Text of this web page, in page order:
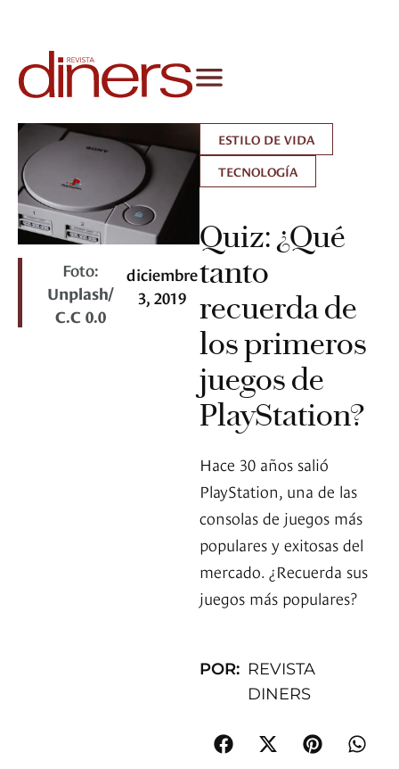
Foto:
Unplash/
C.C 0.0
diciembre
3, 2019
ESTILO DE VIDA
TECNOLOGÍA
Quiz: ¿Qué
tanto
recuerda de
los primeros
juegos de
PlayStation?
Hace 30 años salió
PlayStation, una de las
consolas de juegos más
populares y exitosas del
mercado. ¿Recuerda sus
juegos más populares?
POR: REVISTA
DINERS